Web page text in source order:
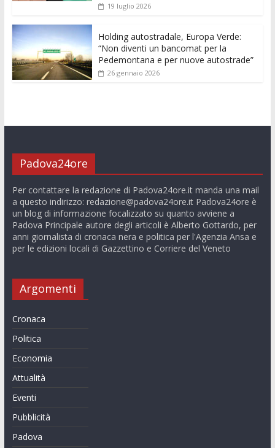
19 luglio 2026
Holding autostradale, Europa Verde:
“Non diventi un bancomat per la
Pedemontana e per nuove autostrade”
26 gennaio 2026
Padova24ore
Per contattare la redazione di Padova24ore.it manda una mail
a questo indirizzo: redazione@padova24ore.itPadova24ore è
un blog di informazione focalizzato su quanto avviene a
Padova Principale autore degli articoli è Alberto Gottardo, per
anni giornalista di cronaca nera e politica per l'Agenzia Ansa e
per le edizioni locali di Gazzettino e Corriere del Veneto
Argomenti
Cronaca
Politica
Economia
Attualità
Eventi
Pubblicità
Padova